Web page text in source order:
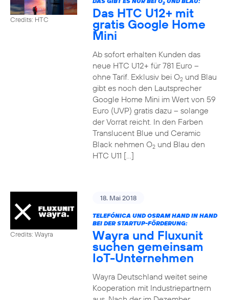
Credits: HTC
2
Das HTC U12+ mit
gratis Google Home
Mini
Ab sofort erhalten Kunden das
neue HTC U12+ für 781 Euro –
ohne Tarif. Exklusiv bei O2und Blau
gibt es noch den Lautsprecher
Google Home Mini im Wert von 59
Euro (UVP) gratis dazu – solange
der Vorrat reicht. In den Farben
Translucent Blue und Ceramic
Black nehmen O2und Blau den
HTC U11 […]
Credits: Wayra
18. Mai 2018
TELEFÓNICA UND OSRAM HAND IN HAND
BEI DER STARTUP-FÖRDERUNG:
Wayra und Fluxunit
suchen gemeinsam
IoT-Unternehmen
Wayra Deutschland weitet seine
Kooperation mit Industriepartnern